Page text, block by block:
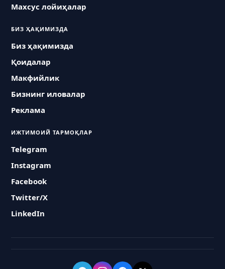
Махсус лойиҳалар
БИЗ ҲАҚИМИЗДА
Биз ҳақимизда
Қоидалар
Макфийлик
Бизнинг иловалар
Реклама
ИЖТИМОИЙ ТАРМОҚЛАР
Telegram
Instagram
Facebook
Twitter/X
LinkedIn